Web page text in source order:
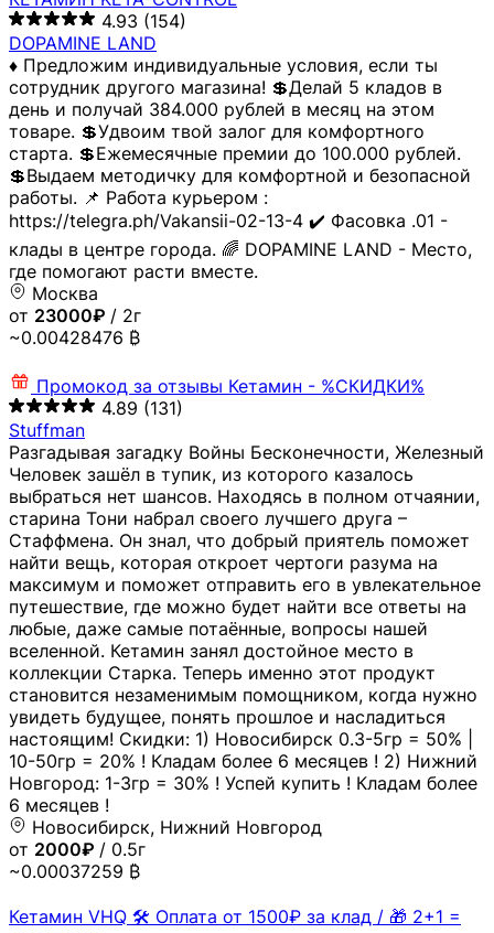
4.93 (154)
DOPAMINE LAND
♦️ Предложим индивидуальные условия, если ты
сотрудник другого магазина! 💲Делай 5 кладов в
день и получай 384.000 рублей в месяц на этом
товаре. 💲Удвоим твой залог для комфортного
старта. 💲Ежемесячные премии до 100.000 рублей.
💲Выдаем методичку для комфортной и безопасной
работы. 📌 Работа курьером :
https://telegra.ph/Vakansii-02-13-4 ✔️ Фасовка .01 -
клады в центре города. 🌈 DOPAMINE LAND - Место,
где помогают расти вместе.
Москва
от 23000₽ / 2г
~0.00428476 ₿
Промокод за отзывы Кетамин - %СКИДКИ%
4.89 (131)
Stuffman
Разгадывая загадку Войны Бесконечности, Железный
Человек зашёл в тупик, из которого казалось
выбраться нет шансов. Находясь в полном отчаянии,
старина Тони набрал своего лучшего друга –
Стаффмена. Он знал, что добрый приятель поможет
найти вещь, которая откроет чертоги разума на
максимум и поможет отправить его в увлекательное
путешествие, где можно будет найти все ответы на
любые, даже самые потаённые, вопросы нашей
вселенной. Кетамин занял достойное место в
коллекции Старка. Теперь именно этот продукт
становится незаменимым помощником, когда нужно
увидеть будущее, понять прошлое и насладиться
настоящим! Скидки: 1) Новосибирск 0.3-5гр = 50% |
10-50гр = 20% ! Кладам более 6 месяцев ! 2) Нижний
Новгород: 1-3гр = 30% ! Успей купить ! Кладам более
6 месяцев !
Новосибирск, Нижний Новгород
от 2000₽ / 0.5г
~0.00037259 ₿
Кетамин VHQ 🛠 Оплата от 1500₽ за клад / 🎁 2+1 =